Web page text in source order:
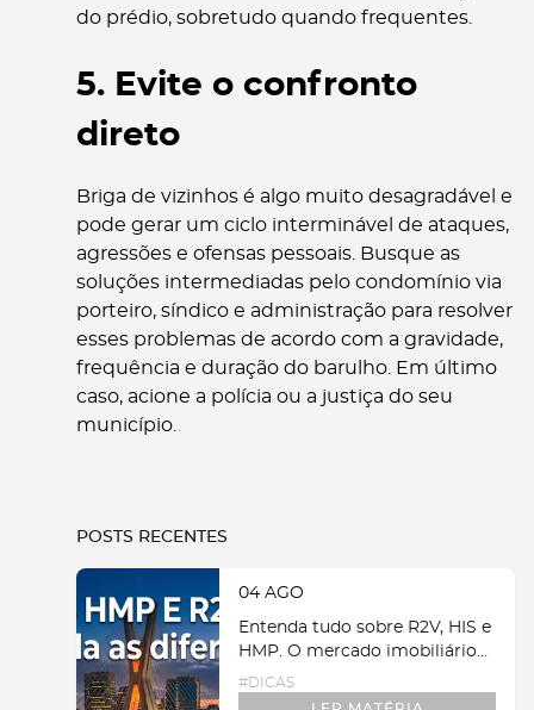
do prédio, sobretudo quando frequentes.
5. Evite o confronto
direto
Briga de vizinhos é algo muito desagradável e
pode gerar um ciclo interminável de ataques,
agressões e ofensas pessoais. Busque as
soluções intermediadas pelo condomínio via
porteiro, síndico e administração para resolver
esses problemas de acordo com a gravidade,
frequência e duração do barulho. Em último
caso, acione a polícia ou a justiça do seu
município.
POSTS RECENTES
04 AGO
Entenda tudo sobre R2V, HIS e
HMP. O mercado imobiliário
de São Paulo passou por
grandes transformações em
#DICAS